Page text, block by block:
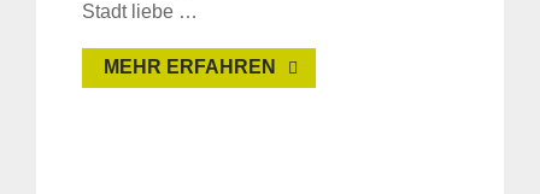
Stadt liebe …
MEHR ERFAHREN